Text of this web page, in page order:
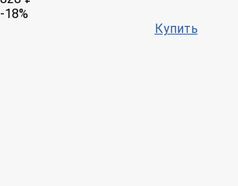
-18%
Купить